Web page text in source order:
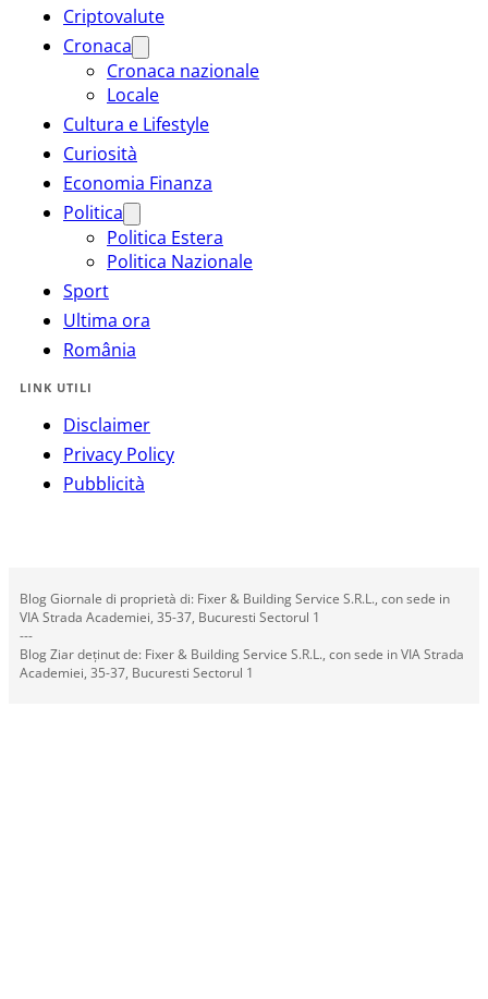
Criptovalute
Cronaca
Cronaca nazionale
Locale
Cultura e Lifestyle
Curiosità
Economia Finanza
Politica
Politica Estera
Politica Nazionale
Sport
Ultima ora
România
LINK UTILI
Disclaimer
Privacy Policy
Pubblicità
Blog Giornale di proprietà di: Fixer & Building Service S.R.L., con sede in
VIA Strada Academiei, 35-37, Bucuresti Sectorul 1
---
Blog Ziar deținut de: Fixer & Building Service S.R.L., con sede in VIA Strada
Academiei, 35-37, Bucuresti Sectorul 1